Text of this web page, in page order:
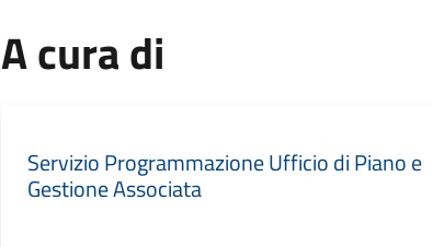
A cura di
Servizio Programmazione Ufficio di Piano e
Gestione Associata